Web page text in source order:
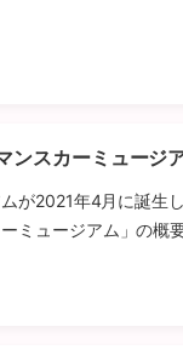
ンスカーミュージ
が2021年4月に誕生
ミュージアム」の概